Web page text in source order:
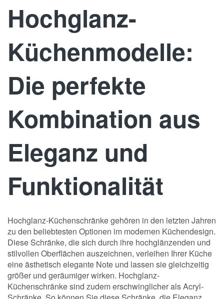
Hochglanz-
Küchenmodelle:
Die perfekte
Kombination aus
Eleganz und
Funktionalität
Hochglanz-Küchenschränke gehören in den letzten Jahren
zu den beliebtesten Optionen im modernen Küchendesign.
Diese Schränke, die sich durch ihre hochglänzenden und
stilvollen Oberflächen auszeichnen, verleihen Ihrer Küche
eine ästhetisch elegante Note und lassen sie gleichzeitig
größer und geräumiger wirken. Hochglanz-
Küchenschränke sind zudem erschwinglicher als Acryl-